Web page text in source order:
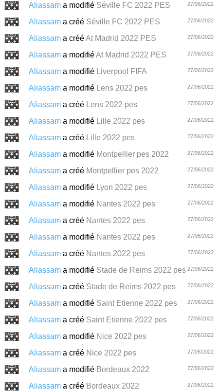
Aliassam a modifié Séville FC 2022 PES 27/06/2022
Aliassam a créé Séville FC 2022 PES 27/06/2022
Aliassam a crééAt Madrid 2022 PES 27/06/2022
Aliassam a modifiéAt Madrid 2022 PES 27/06/2022
Aliassam a modifié Liverpool FIFA 27/06/2022
Aliassam a modifié Lens 2022 pes 27/06/2022
Aliassam a créé Lens 2022 pes 27/06/2022
Aliassam a modifié Lille 2022 pes 27/06/2022
Aliassam a créé Lille 2022 pes 27/06/2022
Aliassam a modifié Montpellier pes 2022 27/06/2022
Aliassam a créé Montpellier pes 2022 27/06/2022
Aliassam a modifié Lyon 2022 pes 27/06/2022
Aliassam a modifié Nantes 2022 pes 27/06/2022
Aliassam a créé Nantes 2022 pes 27/06/2022
Aliassam a modifié Nantes 2022 pes 27/06/2022
Aliassam a créé Nantes 2022 pes 27/06/2022
Aliassam a modifié Stade de Reims 2022 pes 27/06/2022
Aliassam a créé Stade de Reims 2022 pes 27/06/2022
Aliassam a modifié Saint Etienne 2022 pes 27/06/2022
Aliassam a créé Saint Etienne 2022 pes 27/06/2022
Aliassam a modifié Nice 2022 pes 27/06/2022
Aliassam a créé Nice 2022 pes 27/06/2022
Aliassam a modifié Bordeaux 2022 27/06/2022
Aliassam a créé Bordeaux 2022 27/06/2022